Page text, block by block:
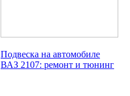
Подвеска на автомобиле
ВАЗ 2107: ремонт и тюнинг